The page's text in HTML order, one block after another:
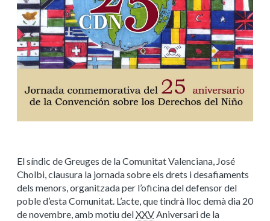
El síndic de Greuges de la Comunitat Valenciana, José
Cholbi, clausura la jornada sobre els drets i desafiaments
dels menors, organitzada per l’oficina del defensor del
poble d’esta Comunitat. L’acte, que tindrà lloc demà dia 20
de novembre, amb motiu delXXVAniversari de la